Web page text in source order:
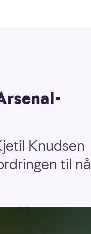
Knudsen
til nå